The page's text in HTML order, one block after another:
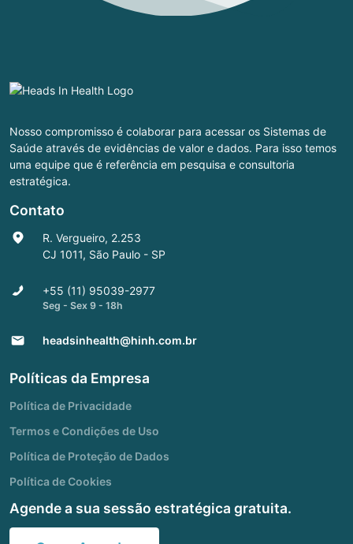
Nosso compromisso é colaborar para acessar os Sistemas de
Saúde através de evidências de valor e dados. Para isso temos
uma equipe que é referência em pesquisa e consultoria
estratégica.
Contato
R. Vergueiro, 2.253
CJ 1011, São Paulo - SP
+55 (11) 95039-2977
Seg - Sex 9 - 18h
headsinhealth@hinh.com.br
Políticas da Empresa
Política de Privacidade
Termos e Condições de Uso
Política de Proteção de Dados
Política de Cookies
Agende a sua sessão estratégica gratuita.